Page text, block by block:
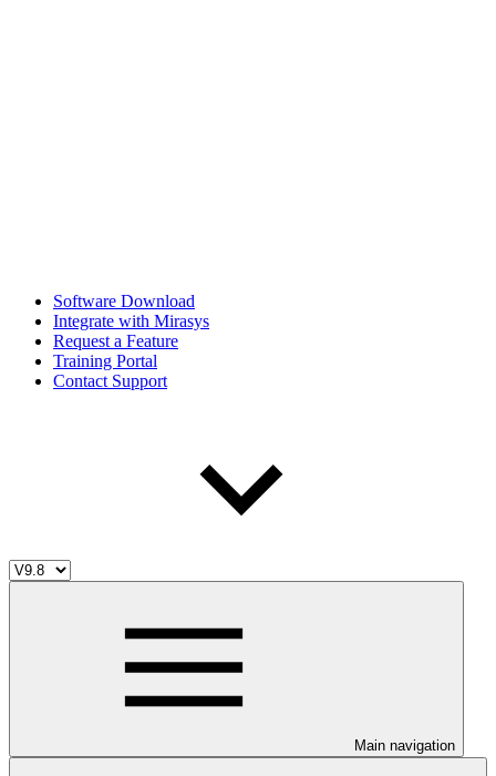
Software Download
Integrate with Mirasys
Request a Feature
Training Portal
Contact Support
Main navigation